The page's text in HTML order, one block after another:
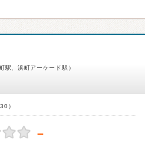
駅、浜町アーケード駅）
）
－